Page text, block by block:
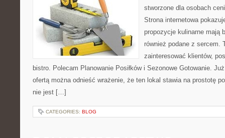
stworzone dla osobach
Strona internetowa
propozycje kulinarne mają
również podane z sercem.
zainteresować klientów,
bistro. Polecam Planowanie Posiłków i Sezonowe Gotowanie.
ofertą można odnieść wrażenie, że ten lokal stawia na prostotę
nie jest […]
CATEGORIES: BLOG